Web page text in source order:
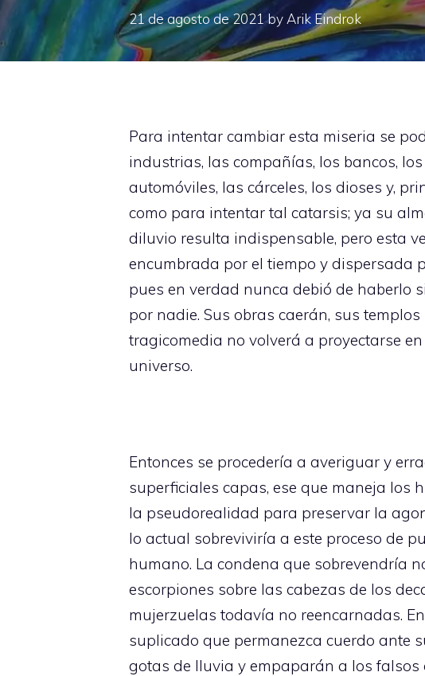
21 de agosto de 2021 by Arik Eindrok
Para intentar cambiar esta miseria se
industrias, las compañías, los bancos,
automóviles, las cárceles, los dioses y,
como para intentar tal catarsis; ya su
diluvio resulta indispensable, pero esta
encumbrada por el tiempo y dispersada
pues en verdad nunca debió de haberlo
por nadie. Sus obras caerán, sus
tragicomedia no volverá a proyectarse
universo.
Entonces se procedería a averiguar y
superficiales capas, ese que maneja los
la pseudorealidad para preservar la
lo actual sobreviviría a este proceso de
humano. La condena que sobrevendría
escorpiones sobre las cabezas de los
mujerzuelas todavía no reencarnadas.
suplicado que permanezca cuerdo ante
gotas de lluvia y empaparán a los